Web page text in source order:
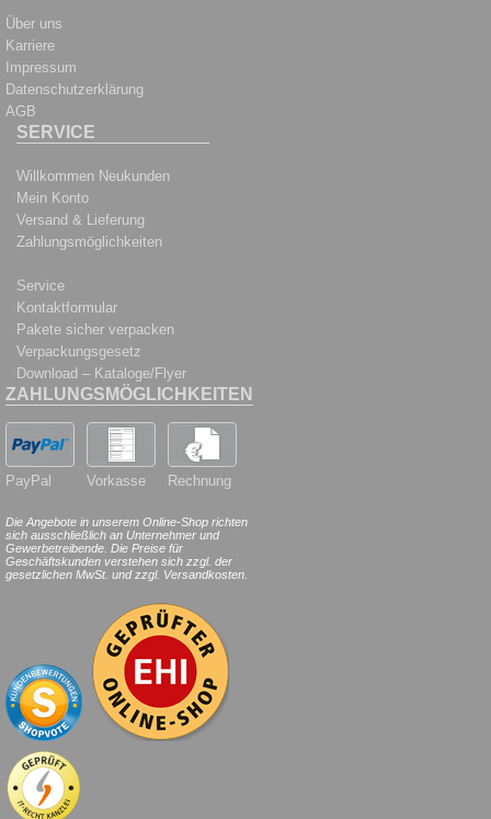
Über uns
Karriere
Impressum
Datenschutzerklärung
AGB
SERVICE
Willkommen Neukunden
Mein Konto
Versand & Lieferung
Zahlungsmöglichkeiten
Service
Kontaktformular
Pakete sicher verpacken
Verpackungsgesetz
Download – Kataloge/Flyer
ZAHLUNGSMÖGLICHKEITEN
PayPal Vorkasse Rechnung
Die Angebote in unserem Online-Shop richten
sich ausschließlich an Unternehmer und
Gewerbetreibende. Die Preise für
Geschäftskunden verstehen sich zzgl. der
gesetzlichen MwSt. und zzgl. Versandkosten.